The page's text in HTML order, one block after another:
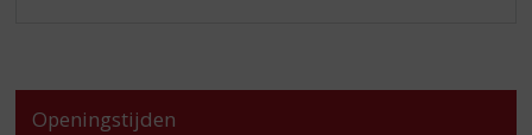
Openingstijden